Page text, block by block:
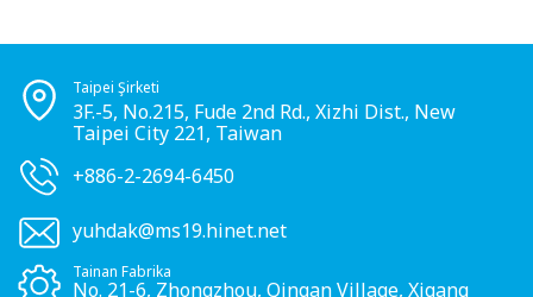
Taipei Şirketi
3F.-5, No.215, Fude 2nd Rd., Xizhi Dist., New
Taipei City 221, Taiwan
+886-2-2694-6450
yuhdak@ms19.hinet.net
Tainan Fabrika
No. 21-6, Zhongzhou, Qingan Village, Xigang